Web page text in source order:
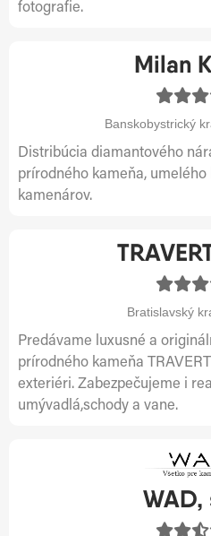
fotografie.
Milan
Banskobystrický
Distribúcia diamantového
prírodného kameňa,
kamenárov.
Bratislavský
Predávame luxusné a
prírodného kameňa
exteriéri. Zabezpečujeme i
umývadlá,schody a vane.
WAD,